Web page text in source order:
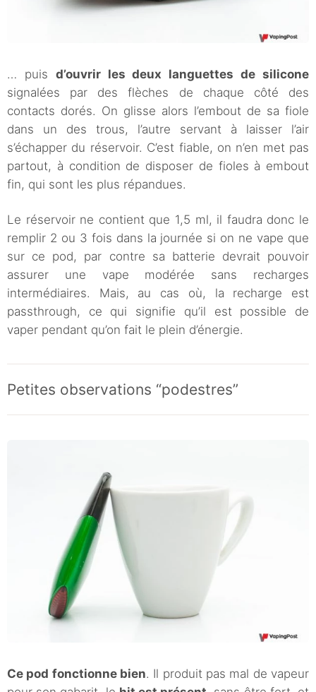
… puis d’ouvrir les deux languettes de silicone
signalées par des flèches de chaque côté des
contacts dorés. On glisse alors l’embout de sa fiole
dans un des trous, l’autre servant à laisser l’air
s’échapper du réservoir. C’est fiable, on n’en met pas
partout, à condition de disposer de fioles à embout
fin, qui sont les plus répandues.
Le réservoir ne contient que 1,5 ml, il faudra donc le
remplir 2 ou 3 fois dans la journée si on ne vape que
sur ce pod, par contre sa batterie devrait pouvoir
assurer une vape modérée sans recharges
intermédiaires. Mais, au cas où, la recharge est
passthrough, ce qui signifie qu’il est possible de
vaper pendant qu’on fait le plein d’énergie.
Petites observations “podestres”
Ce pod fonctionne bien. Il produit pas mal de vapeur